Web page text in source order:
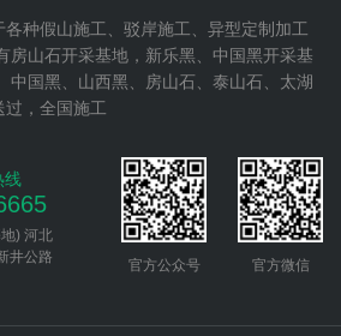
种假山施工、驳岸施工、异型定制加工
房山石开采基地，新乐黑、中国黑开采基
中国黑、山西黑、房山石、泰山石、太湖
过，全国施工
线
) 河北
井公路
官方公众号 官方微信